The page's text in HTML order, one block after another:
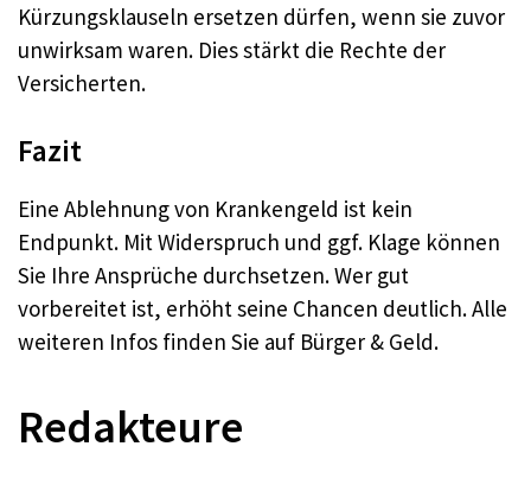
Kürzungsklauseln ersetzen dürfen, wenn sie zuvor
unwirksam waren. Dies stärkt die Rechte der
Versicherten.​
Fazit
Eine Ablehnung von Krankengeld ist kein
Endpunkt. Mit Widerspruch und ggf. Klage können
Sie Ihre Ansprüche durchsetzen. Wer gut
vorbereitet ist, erhöht seine Chancen deutlich. Alle
weiteren Infos finden Sie auf Bürger & Geld.​
Redakteure